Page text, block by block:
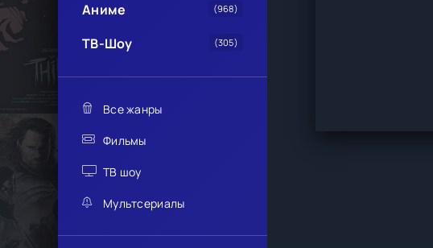
Аниме (968)
ТВ-Шоу (305)
Все жанры
Фильмы
ТВ шоу
Мультсериалы